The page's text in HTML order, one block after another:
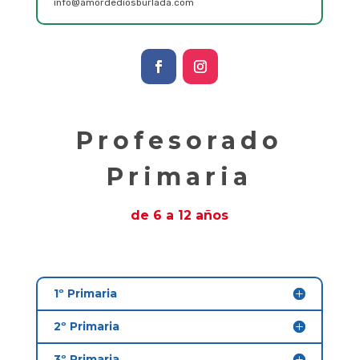
info@amordediosburlada.com
Profesorado
Primaria
de 6 a 12 años
1º Primaria
2º Primaria